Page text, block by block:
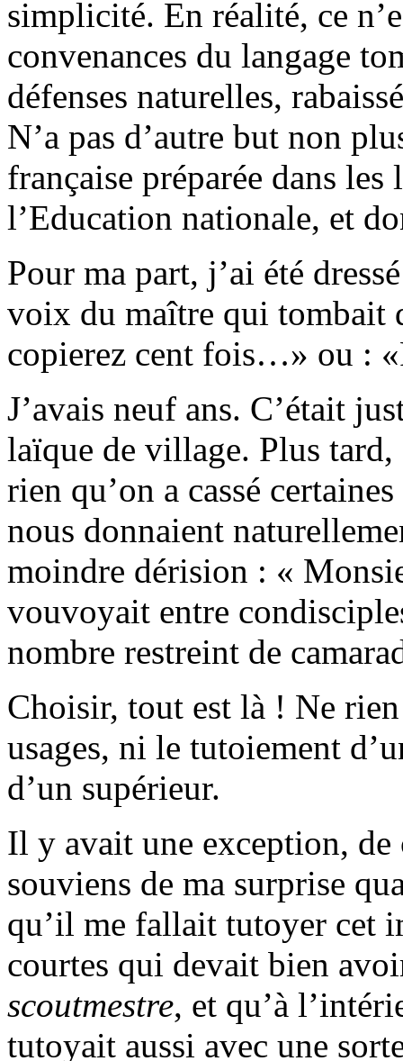
simplicité. En réalité, ce
convenances du langage
défenses naturelles,
N’a pas d’autre but non
française préparée dans
l’Education nationale, et
Pour ma part, j’ai été
voix du maître qui tombait
copierez cent fois…» ou :
J’avais neuf ans. C’était
laïque de village. Plus tard,
rien qu’on a cassé
nous donnaient
moindre dérision : «
vouvoyait entre
nombre restreint de
Choisir, tout est là ! Ne
usages, ni le tutoiement
d’un supérieur.
Il y avait une exception, de
souviens de ma surprise
qu’il me fallait tutoyer cet
courtes qui devait bien
scoutmestre, et qu’à
tutoyait aussi avec une